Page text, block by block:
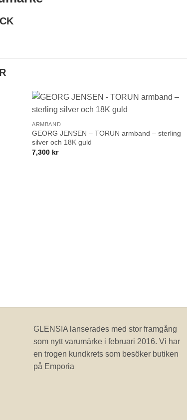
+
ARMBAND
GEORG JENSEN – TORUN armband – sterling
silver och 18K guld
7,300 kr
GLENSIA lanserades med stor framgång
som nytt varumärke i februari 2016. Vi har
en trogen kundkrets som besöker butiken
på Emporia